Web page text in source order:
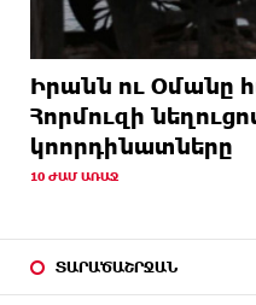
Իրանն ու Օմանը
Հորմուզի
կոորդինատները
10 ԺԱՄ ԱՌԱՋ
ՏԱՐԱԾԱՇՐՋԱՆ